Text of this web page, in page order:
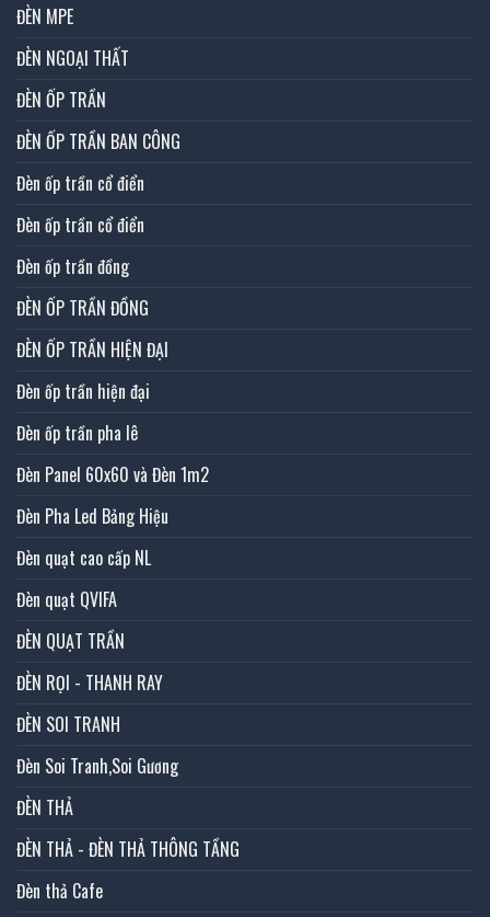
ĐÈN MPE
ĐÈN NGOẠI THẤT
ĐÈN ỐP TRẦN
ĐÈN ỐP TRẦN BAN CÔNG
Đèn ốp trần cổ điển
Đèn ốp trần cổ điển
Đèn ốp trần đồng
ĐÈN ỐP TRẦN ĐỒNG
ĐÈN ỐP TRẦN HIỆN ĐẠI
Đèn ốp trần hiện đại
Đèn ốp trần pha lê
Đèn Panel 60x60 và Đèn 1m2
Đèn Pha Led Bảng Hiệu
Đèn quạt cao cấp NL
Đèn quạt QVIFA
ĐÈN QUẠT TRẦN
ĐÈN RỌI - THANH RAY
ĐÈN SOI TRANH
Đèn Soi Tranh,Soi Gương
ĐÈN THẢ
ĐÈN THẢ - ĐÈN THẢ THÔNG TẦNG
Đèn thả Cafe